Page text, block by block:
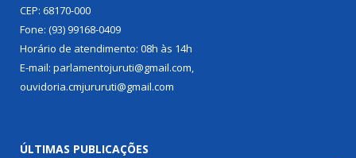
CEP: 68170-000
Fone: (93) 99168-0409
Horário de atendimento: 08h às 14h
E-mail: parlamentojuruti@gmail.com,
ouvidoria.cmjururuti@gmail.com
ÚLTIMAS PUBLICAÇÕES